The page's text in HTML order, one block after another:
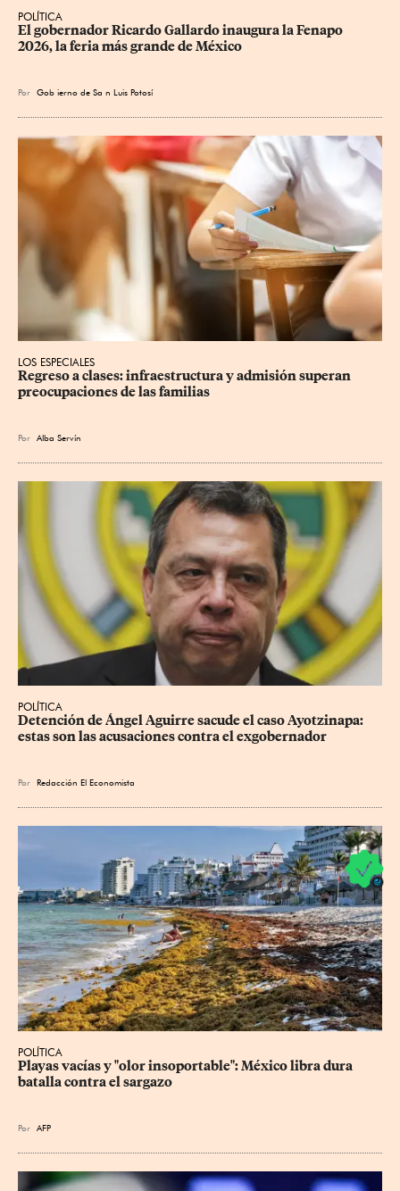
POLÍTICA
​El gobernador Ricardo Gallardo inaugura la Fenapo
2026, la feria más grande de México
Por Gob ierno de Sa n Luis Potosí
LOS ESPECIALES
Regreso a clases: infraestructura y admisión superan
preocupaciones de las familias
Por Alba Servín
POLÍTICA
Detención de Ángel Aguirre sacude el caso Ayotzinapa:
estas son las acusaciones contra el exgobernador
Por Redacción El Economista
POLÍTICA
Playas vacías y "olor insoportable": México libra dura
batalla contra el sargazo
Por AFP